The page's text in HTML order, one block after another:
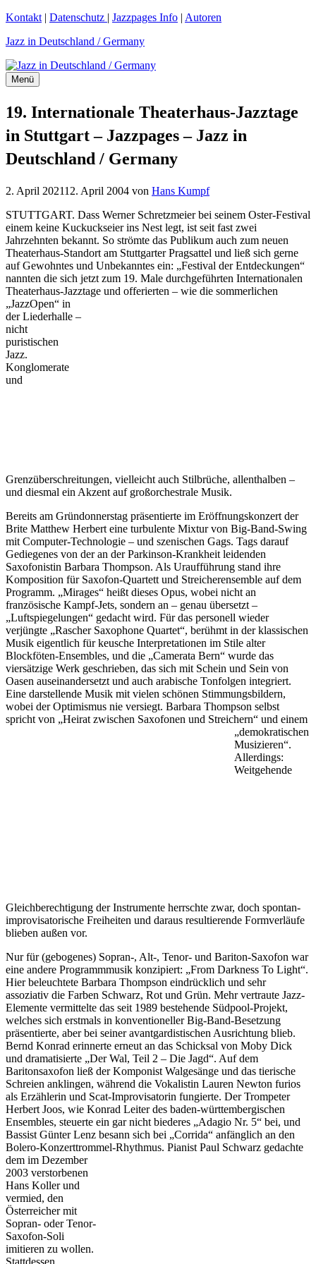
Zum
springen
Kontakt | Datenschutz | Jazzpages Info | Autoren
Jazz in Deutschland / Germany
Menü
19. Internationale Theaterhaus-Jazztage
in Stuttgart – Jazzpages – Jazz in
Deutschland / Germany
2. April 202112. April 2004 von Hans Kumpf
STUTTGART. Dass Werner Schretzmeier bei seinem Oster-Festival
einem keine Kuckuckseier ins Nest legt, ist seit fast zwei
Jahrzehnten bekannt. So strömte das Publikum auch zum neuen
Theaterhaus-Standort am Stuttgarter Pragsattel und ließ sich gerne
auf Gewohntes und Unbekanntes ein: „Festival der Entdeckungen“
nannten die sich jetzt zum 19. Male durchgeführten Internationalen
Theaterhaus-Jazztage und offerierten – wie die sommerlichen
„JazzOpen“ in
der Liederhalle –
nicht
puristischen
Jazz.
Konglomerate
und
Grenzüberschreitungen, vielleicht auch Stilbrüche, allenthalben –
und diesmal ein Akzent auf großorchestrale Musik.
Bereits am Gründonnerstag präsentierte im Eröffnungskonzert der
Brite Matthew Herbert eine turbulente Mixtur von Big-Band-Swing
mit Computer-Technologie – und szenischen Gags. Tags darauf
Gediegenes von der an der Parkinson-Krankheit leidenden
Saxofonistin Barbara Thompson. Als Uraufführung stand ihre
Komposition für Saxofon-Quartett und Streicherensemble auf dem
Programm. „Mirages“ heißt dieses Opus, wobei nicht an
französische Kampf-Jets, sondern an – genau übersetzt –
„Luftspiegelungen“ gedacht wird. Für das personell wieder
verjüngte „Rascher Saxophone Quartet“, berühmt in der klassischen
Musik eigentlich für keusche Interpretationen im Stile alter
Blockföten-Ensembles, und die „Camerata Bern“ wurde das
viersätzige Werk geschrieben, das sich mit Schein und Sein von
Oasen auseinandersetzt und auch arabische Tonfolgen integriert.
Eine darstellende Musik mit vielen schönen Stimmungsbildern,
wobei der Optimismus nie versiegt. Barbara Thompson selbst
spricht von „Heirat zwischen Saxofonen und Streichern“ und einem
„demokratischen
Musizieren“.
Allerdings:
Weitgehende
Gleichberechtigung der Instrumente herrschte zwar, doch spontan-
improvisatorische Freiheiten und daraus resultierende Formverläufe
blieben außen vor.
Nur für (gebogenes) Sopran-, Alt-, Tenor- und Bariton-Saxofon war
eine andere Programmmusik konzipiert: „From Darkness To Light“.
Hier beleuchtete Barbara Thompson eindrücklich und sehr
assoziativ die Farben Schwarz, Rot und Grün. Mehr vertraute Jazz-
Elemente vermittelte das seit 1989 bestehende Südpool-Projekt,
welches sich erstmals in konventioneller Big-Band-Besetzung
präsentierte, aber bei seiner avantgardistischen Ausrichtung blieb.
Bernd Konrad erinnerte erneut an das Schicksal von Moby Dick
und dramatisierte „Der Wal, Teil 2 – Die Jagd“. Auf dem
Baritonsaxofon ließ der Komponist Walgesänge und das tierische
Schreien anklingen, während die Vokalistin Lauren Newton furios
als Erzählerin und Scat-Improvisatorin fungierte. Der Trompeter
Herbert Joos, wie Konrad Leiter des baden-württembergischen
Ensembles, steuerte ein gar nicht biederes „Adagio Nr. 5“ bei, und
Bassist Günter Lenz besann sich bei „Corrida“ anfänglich an den
Bolero-Konzerttrommel-Rhythmus. Pianist Paul Schwarz gedachte
dem im Dezember
2003 verstorbenen
Hans Koller und
vermied, den
Österreicher mit
Sopran- oder Tenor-
Saxofon-Soli
imitieren zu wollen.
Stattdessen